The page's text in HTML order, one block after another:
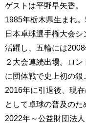
ゲストは平野早矢香。
1985年栃木県生まれ
日本卓球選手権大会
活躍し、五輪には
２大会連続出場。ロ
に団体戦で史上初の銀
2016年に引退後、現
として卓球の普及のた
2022年～公益財団法人